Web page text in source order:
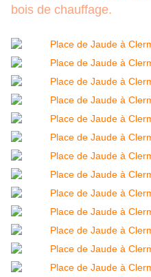
bois de chauffage.